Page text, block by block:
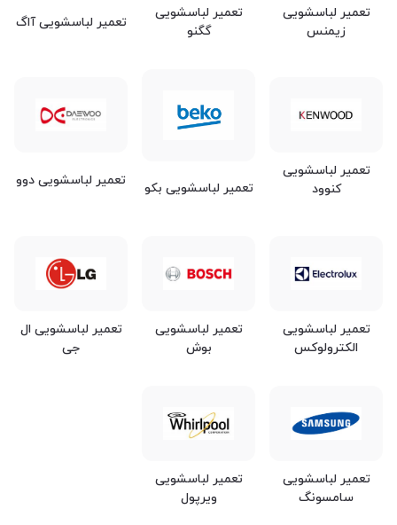
تعمیر لباسشویی
زیمنس
تعمیر لباسشویی
گگنو
تعمیر لباسشویی آاگ
تعمیر لباسشویی
کنوود
تعمیر لباسشویی بکو تعمیر لباسشویی دوو
تعمیر لباسشویی
الکترولوکس
تعمیر لباسشویی
بوش
تعمیر لباسشویی ال
جی
تعمیر لباسشویی
سامسونگ
تعمیر لباسشویی
ویرپول